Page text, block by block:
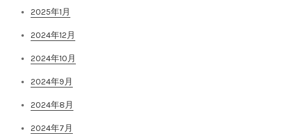
2025年1月
2024年12月
2024年10月
2024年9月
2024年8月
2024年7月